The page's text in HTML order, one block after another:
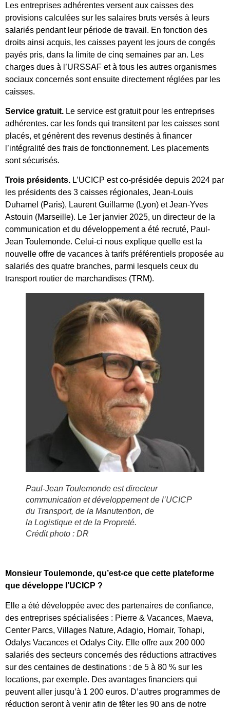
Les entreprises adhérentes versent aux caisses des
provisions calculées sur les salaires bruts versés à leurs
salariés pendant leur période de travail. En fonction des
droits ainsi acquis, les caisses payent les jours de congés
payés pris, dans la limite de cinq semaines par an. Les
charges dues à l’URSSAF et à tous les autres organismes
sociaux concernés sont ensuite directement réglées par les
caisses.
Service gratuit. Le service est gratuit pour les entreprises
adhérentes. car les fonds qui transitent par les caisses sont
placés, et génèrent des revenus destinés à financer
l’intégralité des frais de fonctionnement. Les placements
sont sécurisés.
Trois présidents. L’UCICP est co-présidée depuis 2024 par
les présidents des 3 caisses régionales, Jean-Louis
Duhamel (Paris), Laurent Guillarme (Lyon) et Jean-Yves
Astouin (Marseille). Le 1er janvier 2025, un directeur de la
communication et du développement a été recruté, Paul-
Jean Toulemonde. Celui-ci nous explique quelle est la
nouvelle offre de vacances à tarifs préférentiels proposée au
salariés des quatre branches, parmi lesquels ceux du
transport routier de marchandises (TRM).
Paul-Jean Toulemonde est directeur
communication et développement de l’UCICP
du Transport, de la Manutention, de
la Logistique et de la Propreté.
Crédit photo : DR
Monsieur Toulemonde, qu’est-ce que cette plateforme
que développe l’UCICP ?
Elle a été développée avec des partenaires de confiance,
des entreprises spécialisées : Pierre & Vacances, Maeva,
Center Parcs, Villages Nature, Adagio, Homair, Tohapi,
Odalys Vacances et Odalys City. Elle offre aux 200 000
salariés des secteurs concernés des réductions attractives
sur des centaines de destinations : de 5 à 80 % sur les
locations, par exemple. Des avantages financiers qui
peuvent aller jusqu’à 1 200 euros. D’autres programmes de
réduction seront à venir afin de fêter les 90 ans de notre